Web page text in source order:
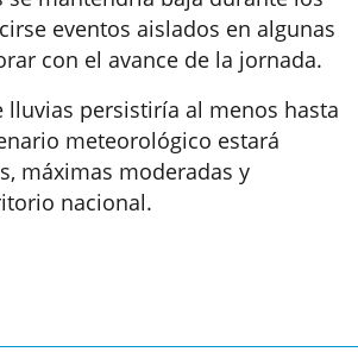
eventos aislados en algunas
con el avance de la jornada.
persistiría al menos hasta
meteorológico estará
máximas moderadas y
nacional.